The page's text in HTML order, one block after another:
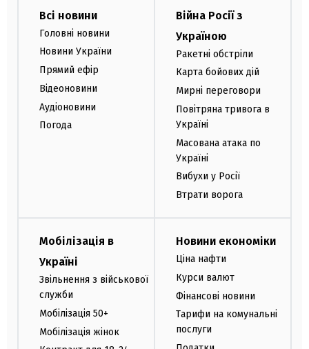
Всі новини
Головні новини
Новини України
Прямий ефір
Відеоновини
Аудіоновини
Погода
Війна Росії з
Україною
Ракетні обстріли
Карта бойових дій
Мирні переговори
Повітряна тривога в
Україні
Масована атака по
Україні
Вибухи у Росії
Втрати ворога
Мобілізація в
Україні
Звільнення з військової
служби
Мобілізація 50+
Мобілізація жінок
Новини економіки
Ціна нафти
Курси валют
Фінансові новини
Тарифи на комунальні
послуги